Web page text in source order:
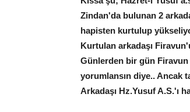
Zindan'da bulunan 2
hapisten kurtulup
Kurtulan arkadaşı
Günlerden bir gün Firavun
yorumlansın diye.. Ancak
Arkadaşı Hz.Yusuf A.S.'ı